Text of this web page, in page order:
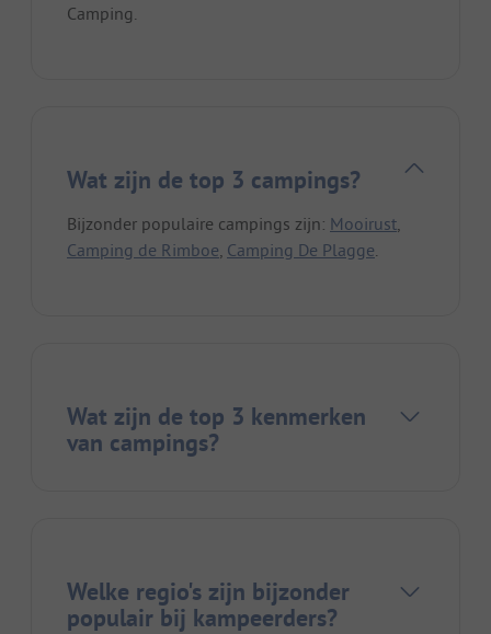
Camping.
Wat zijn de top 3 campings?
Bijzonder populaire campings zijn: Mooirust
Camping de Rimboe Camping De Plagge
Wat zijn de top 3 kenmerken
van campings?
Welke regio's zijn bijzonder
populair bij kampeerders?